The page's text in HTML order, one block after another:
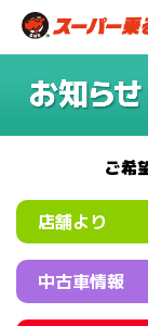
ご希
店舗より
中古車情報